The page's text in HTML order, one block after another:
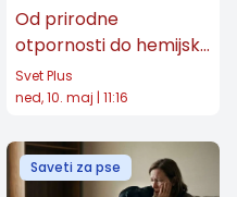
Od prirodne
otpornosti do hemijske
zavisnosti
Svet Plus
ned, 10. maj | 11:16
Saveti za pse